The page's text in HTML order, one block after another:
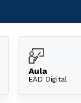
Aula
EAD Digital